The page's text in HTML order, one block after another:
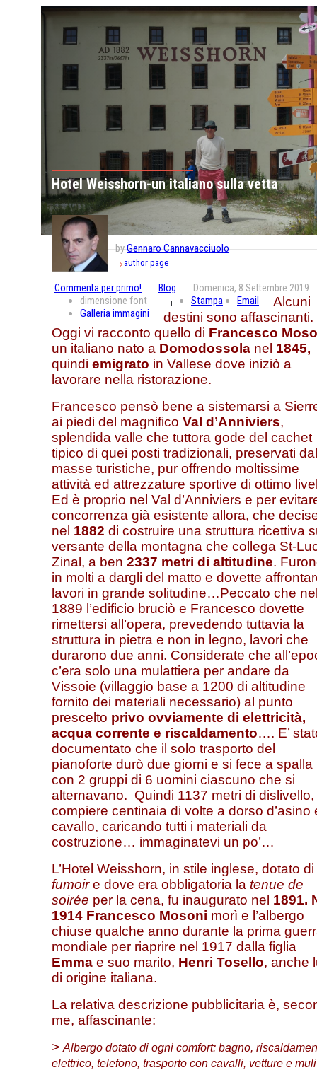
Hotel Weisshorn-un italiano sulla vetta
byGennaro Cannavacciuolo
author page
Commenta per primo! Blog Domenica, 8 Settembre 2019
dimensione font Stampa
Email
Galleria immagini
Alcuni
destini sono affascinanti.
Oggi vi racconto quello di Francesco
un italiano nato a Domodossola nel 1845,
quindi emigrato in Vallese dove iniziò a
lavorare nella ristorazione.
Francesco pensò bene a sistemarsi a
ai piedi del magnifico Val d’Anniviers,
splendida valle che tuttora gode del cachet
tipico di quei posti tradizionali, preservati
masse turistiche, pur offrendo moltissime
attività ed attrezzature sportive di ottimo
Ed è proprio nel Val d’Anniviers e per
concorrenza già esistente allora, che
nel 1882 di costruire una struttura ricettiva
versante della montagna che collega St-
Zinal, a ben 2337 metri di altitudine.
in molti a dargli del matto e dovette
lavori in grande solitudine…Peccato che
1889 l’edificio bruciò e Francesco dovette
rimettersi all’opera, prevedendo tuttavia la
struttura in pietra e non in legno, lavori che
durarono due anni. Considerate che
c’era solo una mulattiera per andare da
Vissoie (villaggio base a 1200 di altitudine
fornito dei materiali necessario) al punto
prescelto privo ovviamente di elettricità,
acqua corrente e riscaldamento…. E’
documentato che il solo trasporto del
pianoforte durò due giorni e si fece a spalla
con 2 gruppi di 6 uomini ciascuno che si
alternavano. Quindi 1137 metri di dislivello,
compiere centinaia di volte a dorso d’asino
cavallo, caricando tutti i materiali da
costruzione… immaginatevi un po’…
L’Hotel Weisshorn, in stile inglese, dotato di
fumoire dove era obbligatoria la tenue de
soirée per la cena, fu inaugurato nel 1891.
1914 Francesco Mosoni morì e l’albergo
chiuse qualche anno durante la prima
mondiale per riaprire nel 1917 dalla figlia
Emma e suo marito, Henri Tosello, anche
di origine italiana.
La relativa descrizione pubblicitaria è,
me, affascinante:
> Albergo dotato di ogni comfort: bagno,
elettrico, telefono, trasporto con cavalli, vetture e muli